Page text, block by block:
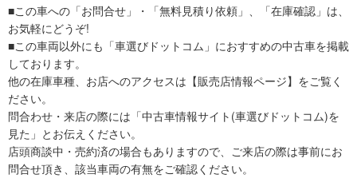
■この車への「お問合せ」・「無料見積り依頼」、「在庫確認」は、
お気軽にどうぞ!
■この車両以外にも「車選びドットコム」におすすめの中古車を掲載
しております。
他の在庫車種、お店へのアクセスは【販売店情報ページ】をご覧く
ださい。
問合わせ・来店の際には「中古車情報サイト(車選びドットコム)を
見た」とお伝えください。
店頭商談中・売約済の場合もありますので、ご来店の際は事前にお
問合せ頂き、該当車両の有無をご確認ください。